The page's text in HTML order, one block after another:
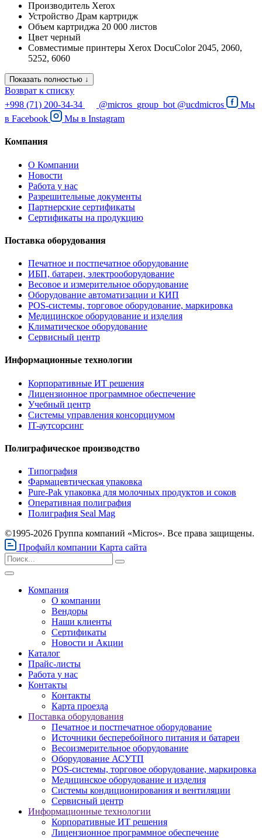
Производитель Xerox
Устройство Драм картридж
Объем картриджа 20 000 листов
Цвет черный
Совместимые принтеры Xerox DocuColor 2045, 2060,
5252, 6060
Показать полностью ↓
Возврат к списку
+998 (71) 200-34-34
@micros_group_bot @ucdmicros
Мы
в Facebook Мы в Instagram
Компания
О Компании
Новости
Работа у нас
Разрешительные документы
Партнерские сертификаты
Сертификаты на продукцию
Поставка оборудования
Печатное и постпечатное оборудование
ИБП, батареи, электрооборудование
Весовое и измерительное оборудование
Оборудование автоматизации и КИП
POS-системы, торговое оборудование, маркировка
Медицинское оборудование и изделия
Климатическое оборудование
Сервисный центр
Информационные технологии
Корпоративные ИТ решения
Лицензионное программное обеспечение
Учебный центр
Системы управления консорциумом
IT-аутсорсинг
Полиграфическое производство
Типография
Фармацевтическая упаковка
Pure-Pak упаковка для молочных продуктов и соков
Оперативная полиграфия
Полиграфия Seal Mag
©1995-2026 Группа компаний «Micros». Все права защищены.
Профайл компании Карта сайта
Компания
О компании
Вендоры
Наши клиенты
Сертификаты
Новости и Акции
Каталог
Прайс-листы
Работа у нас
Контакты
Контакты
Карта проезда
Поставка оборудования
Печатное и постпечатное оборудование
Источники бесперебойного питания и батареи
Весоизмерительное оборудование
Оборудование АСУТП
POS-системы, торговое оборудование, маркировка
Медицинское оборудование и изделия
Системы кондиционирования и вентиляции
Сервисный центр
Информационные технологии
Корпоративные ИТ решения
Лицензионное программное обеспечение